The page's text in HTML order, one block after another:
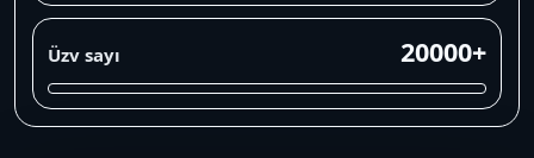
Üzv sayı 20000+